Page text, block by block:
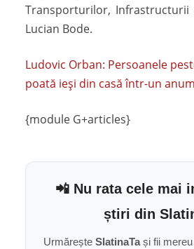
Transporturilor, Infrastructurii
Lucian Bode.
Ludovic Orban: Persoanele
poată ieși din casă într-un
{module G+articles}
📲 Nu rata cele mai
știri din
Urmărește SlatinaTași fii mereu